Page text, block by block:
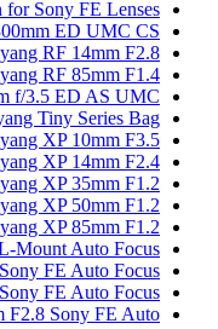
for Sony FE Lenses
ED UMC CS
RF 14mm F2.8
RF 85mm F1.4
f/3.5 ED AS UMC
Tiny Series Bag
XP 10mm F3.5
XP 14mm F2.4
XP 35mm F1.2
XP 50mm F1.2
XP 85mm F1.2
Mount Auto Focus
FE Auto Focus
FE Auto Focus
F2.8 Sony FE Auto